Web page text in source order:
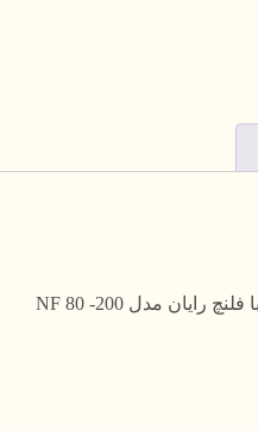
الکتروپمپ زمینی کوپل مستقیم با فلنچ رایان مدل NF 80 -200